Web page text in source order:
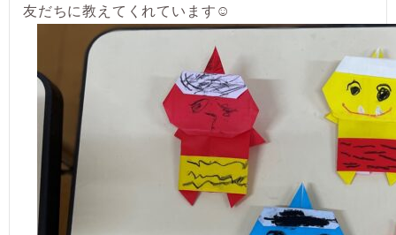
友だちに教えてくれています☺